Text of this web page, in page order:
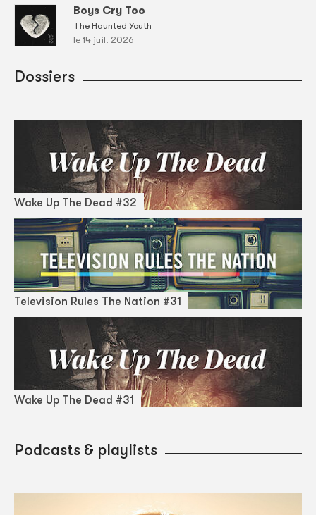
Boys Cry Too
The Haunted Youth
le 14 juil. 2026
Dossiers
Wake Up The Dead #32
Television Rules The Nation #31
Wake Up The Dead #31
Podcasts & playlists